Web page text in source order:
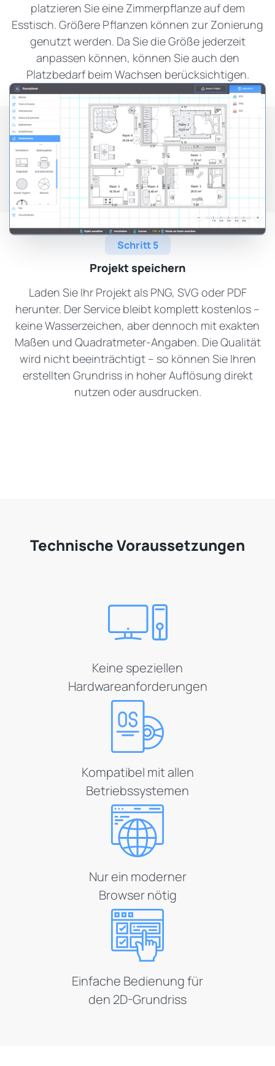
platzieren Sie eine Zimmerpflanze auf dem
Esstisch. Größere Pflanzen können zur Zonierung
genutzt werden. Da Sie die Größe jederzeit
anpassen können, können Sie auch den
Platzbedarf beim Wachsen berücksichtigen.
Schritt 5
Projekt speichern
Laden Sie Ihr Projekt als PNG, SVG oder PDF
herunter. Der Service bleibt komplett kostenlos –
keine Wasserzeichen, aber dennoch mit exakten
Maßen und Quadratmeter-Angaben. Die Qualität
wird nicht beeinträchtigt – so können Sie Ihren
erstellten Grundriss in hoher Auflösung direkt
nutzen oder ausdrucken.
Technische Voraussetzungen
Keine speziellen
Hardwareanforderungen
Kompatibel mit allen
Betriebssystemen
Nur ein moderner
Browser nötig
Einfache Bedienung für
den 2D-Grundriss